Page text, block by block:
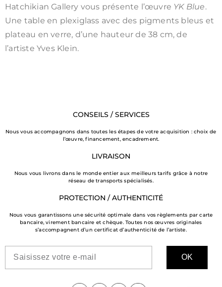
Hatchikian Gallery vous présente l’œuvre YK Blue.
Une table en plexiglass avec des pigments bleus et
plateau en verre, d’une hauteur de 38 cm, de
l’artiste Yves Klein.
CONSEILS / SERVICES
Nous vous accompagnons dans toutes les étapes de votre acquisition : choix de
l’œuvre, financement, encadrement.
LIVRAISON
Nous vous livrons dans le monde entier aux meilleurs tarifs grâce à notre
réseau de transports spécialisés.
PROTECTION / AUTHENTICITÉ
Nous vous garantissons une sécurité optimale dans vos règlements par carte
bancaire, virement bancaire et chèque. Toutes nos œuvres originales
s’accompagnent d’un certificat d’authenticité de l’artiste.
OK